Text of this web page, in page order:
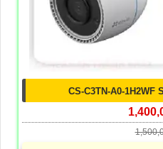
CS-C3TN-A0-1H2WF